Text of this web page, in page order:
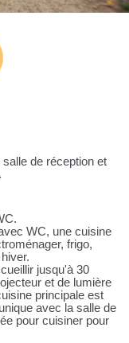
de réception et
WC, une cuisine
frigo,
jusqu'à 30
et de lumière
principale est
avec la salle de
pour cuisiner pour